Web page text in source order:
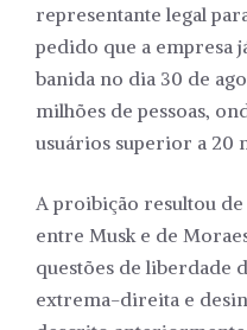
representante legal
pedido que a empresa
banida no dia 30 de
milhões de pessoas,
usuários superior a 20
A proibição resultou
entre Musk e de
questões de liberdade
extrema-direita e